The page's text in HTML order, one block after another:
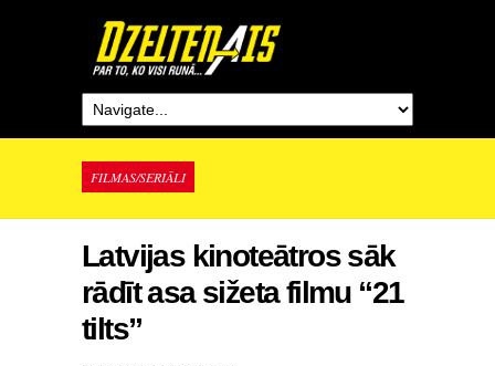
FILMAS/SERIĀLI
Latvijas kinoteātros sāk
rādīt asa sižeta filmu “21
tilts”